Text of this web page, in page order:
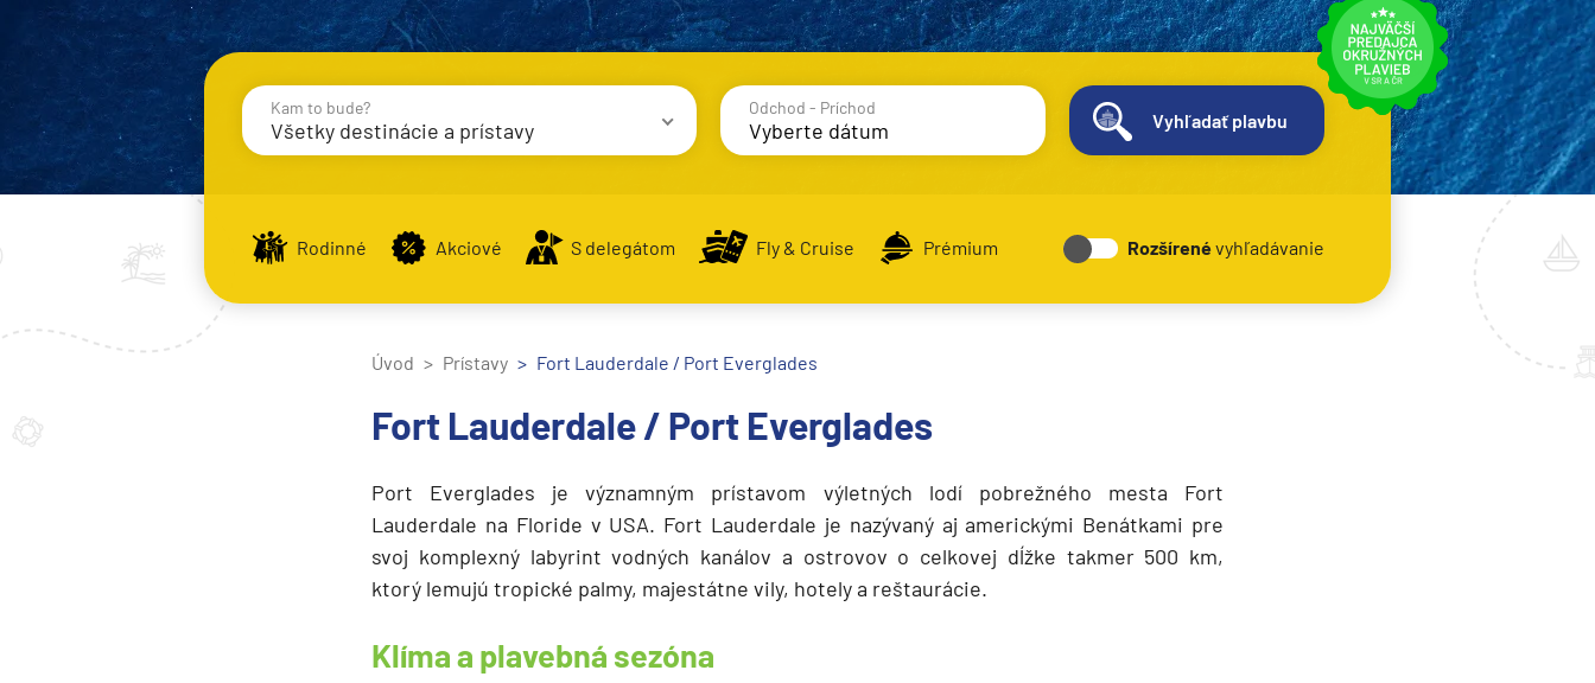
Kam to bude?
Všetky destinácie a prístavy
Odchod - Príchod
Vyhľadať plavbu
Rodinné Akciové S delegátom Fly & Cruise Prémium Rozšírenévyhľadávanie
Úvod Prístavy Fort Lauderdale / Port Everglades
Fort Lauderdale / Port Everglades
Port Everglades je významným prístavom výletných lodí pobrežného mesta Fort
Lauderdale na Floride v USA. Fort Lauderdale je nazývaný aj americkými Benátkami pre
svoj komplexný labyrint vodných kanálov a ostrovov o celkovej dĺžke takmer 500 km,
ktorý lemujú tropické palmy, majestátne vily, hotely a reštaurácie.
Klíma a plavebná sezóna